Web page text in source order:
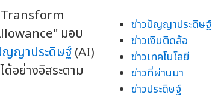
Transform
มอบ
ญญาประดิษฐ์(AI)
อย่างอิสระตาม
ข่าวปัญญาประดิษฐ์
ข่าวเงินติดล้อ
ข่าวเทคโนโลยี
ข่าวที่ผ่านมา
ข่าวประดิษฐ์